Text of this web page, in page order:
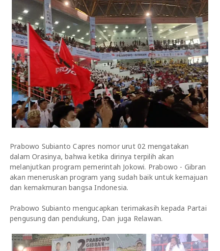
Prabowo Subianto Capres nomor urut 02 mengatakan
dalam Orasinya, bahwa ketika dirinya terpilih akan
melanjutkan program pemerintah Jokowi. Prabowo - Gibran
akan meneruskan program yang sudah baik untuk kemajuan
dan kemakmuran bangsa Indonesia.
Prabowo Subianto mengucapkan terimakasih kepada Partai
pengusung dan pendukung, Dan juga Relawan.